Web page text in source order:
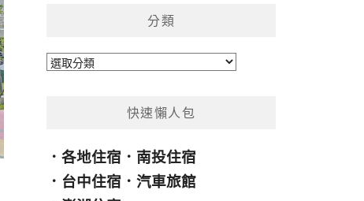
分類
分
快速懶人包
．各地住宿 ． 南投住宿
． 台中住宿 ．汽車旅館